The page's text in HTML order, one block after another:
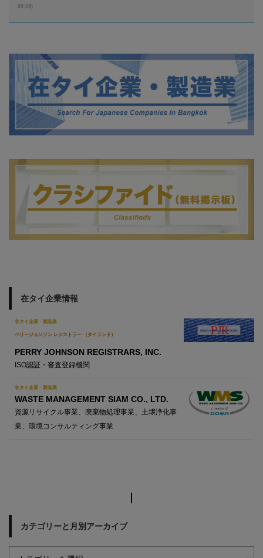
09:20)
在タイ企業情報
在タイ企業・製造業
ペリージョンソン レジストラー （タイランド）
PERRY JOHNSON REGISTRARS, INC.
ISO認証・審査登録機関
在タイ企業・製造業
WASTE MANAGEMENT SIAM CO., LTD.
資源リサイクル事業、廃棄物処理事業、土壌浄化事
業、環境コンサルティング事業
カテゴリーと月別アーカイブ